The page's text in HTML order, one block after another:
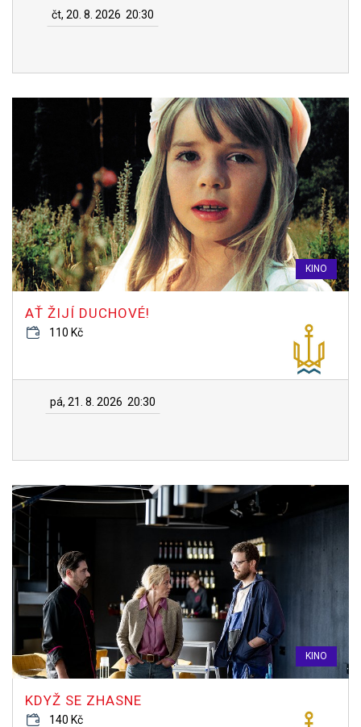
čt, 20. 8. 2026 20:30
KINO
AŤ ŽIJÍ DUCHOVÉ!
110 Kč
pá, 21. 8. 2026 20:30
KINO
KDYŽ SE ZHASNE
140 Kč